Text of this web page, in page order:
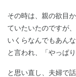
その時は、親の欲目
ていたいたのですが
いくらなんでもあん
と言われ、「やっぱり
と思い直し、夫婦で